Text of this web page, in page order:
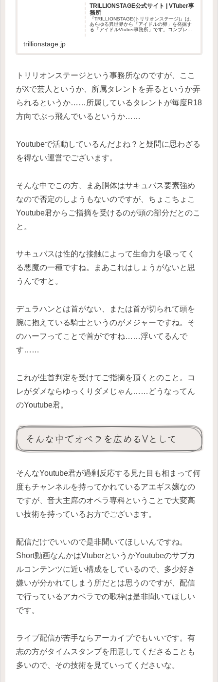
TRILLIONSTAGE公式サイト | VTuber事
務所
『TRILLIONSTAGE(トリリオンステージ)』は、
あらゆる異世界から「アイドルの卵」を発掘す
る「アイドルVtuber事務所」です。コンプレッ
trillionstage.jp
トリリオンステージという事務所なのですが、ここ
がXで芸人というか、所属タレントを弄るというか弄
られるというか……所属しているタレントが毎度R18
方向でぶっ飛んでいるというか……
Youtubeで活動しているんだよね？と疑問に思わざる
を得ない運営でございます。
そんな中でこの方、まあ胴体はサキュバス要素強め
なので否定のしようもないのですが、ちょこちょこ
Youtube君からご指摘を受けるのが頭の部分だとのこ
と。
サキュバスは性的な接触によって生命力を吸ってく
る悪魔の一種ですね。まあこれはしょうがないと思
うんですと。
デュラハンとは首がない、または首が切られて頭を
腕に抱えている騎士というのがメジャーですね。そ
のハーフってことで首がですね……浮いてるんで
す……
これが生首判定を受けてご指摘を頂くとのこと。コ
レがダメならゆっくりダメじゃん……どうなってん
のYoutube君。
そんな中でオペラを広めるVとして
そんなYoutube君が過剰反応する見た目も相まって何
度もチャンネルを持ってかれているアエギス嬢なの
ですが、音大主席のオペラ専科ということで大変高
い技術を持っているお方でございます。
配信だけでいいので是非聞いてほしいんですね。
Short動画なんかはVtuberというかYoutubeのサブカ
ルコンテンツに近い構成をしているので、多少好き
嫌いが分かれてしまう所だとは思うのですが、配信
で行っているアカペラでの歌枠は是非聞いてほしい
です。
ライブ配信が苦手ならアーカイブでもいいです。有
志の方がタイムスタンプを用意してくださることも
多いので、その技術を見ていってくださいな。